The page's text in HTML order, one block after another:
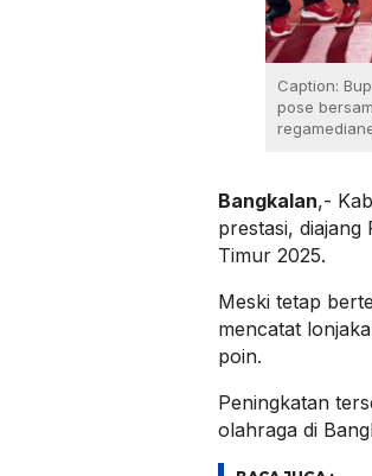
Caption:
pose
Bangkalan,-
prestasi,
Timur 2025.
Meski tetap
mencatat
poin.
Peningkatan
olahraga di